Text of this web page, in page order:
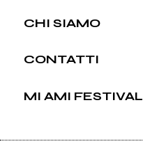
CHI SIAMO
CONTATTI
MI AMI FESTIVAL